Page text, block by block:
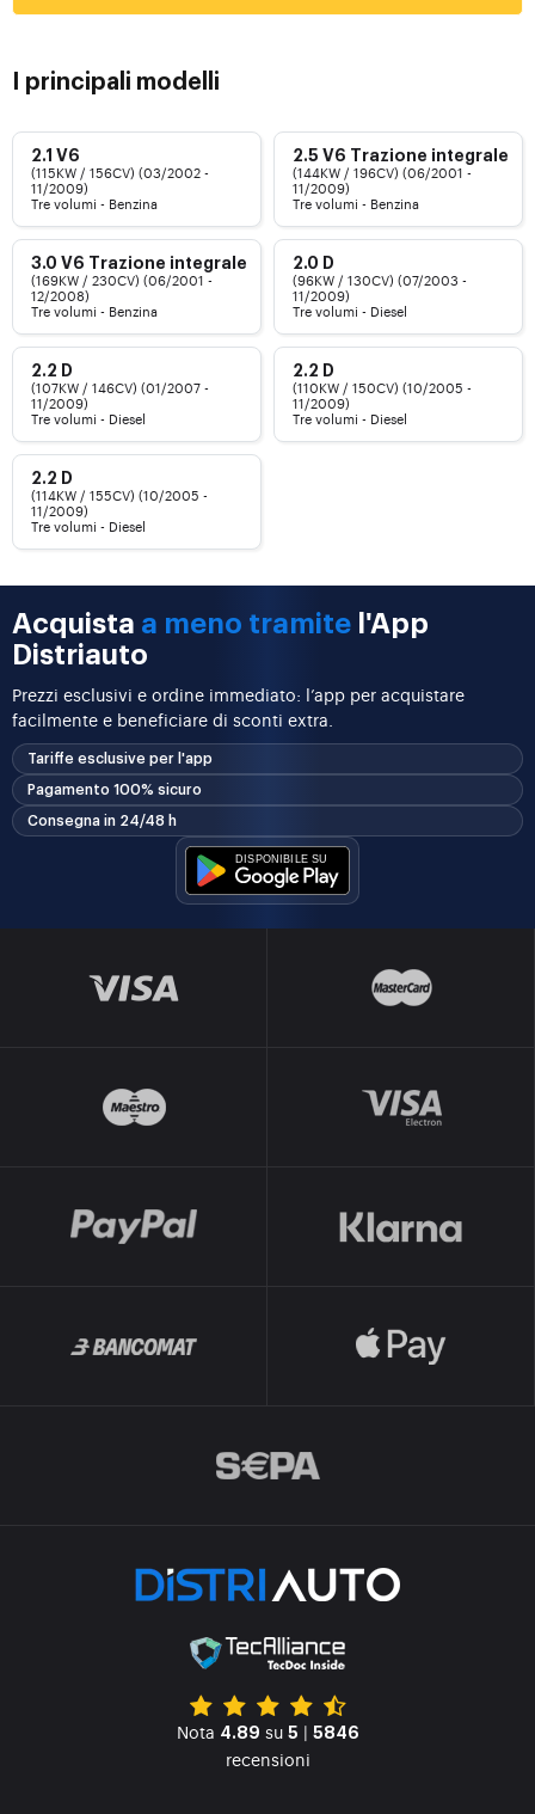
I principali modelli
2.1 V6
(115KW / 156CV) (03/2002 -
11/2009)
Tre volumi - Benzina
2.5 V6 Trazione integrale
(144KW / 196CV) (06/2001 -
11/2009)
Tre volumi - Benzina
3.0 V6 Trazione integrale
(169KW / 230CV) (06/2001 -
12/2008)
Tre volumi - Benzina
2.0 D
(96KW / 130CV) (07/2003 -
11/2009)
Tre volumi - Diesel
2.2 D
(107KW / 146CV) (01/2007 -
11/2009)
Tre volumi - Diesel
2.2 D
(110KW / 150CV) (10/2005 -
11/2009)
Tre volumi - Diesel
2.2 D
(114KW / 155CV) (10/2005 -
11/2009)
Tre volumi - Diesel
Acquista a meno tramite l'App
Distriauto
Prezzi esclusivi e ordine immediato: l’app per acquistare
facilmente e beneficiare di sconti extra.
Tariffe esclusive per l'app
Pagamento 100% sicuro
Consegna in 24/48 h
Nota 4.89 su 5 | 5846
recensioni